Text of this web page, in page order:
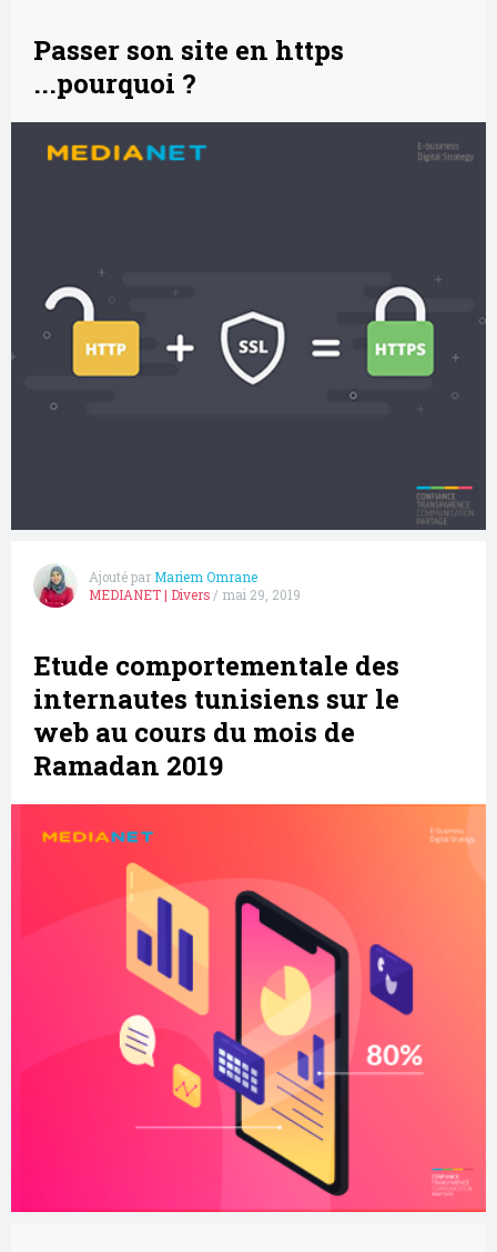
Passer son site en https
...pourquoi ?
Ajouté par Mariem Omrane
MEDIANET | Divers / mai 29, 2019
Etude comportementale des
internautes tunisiens sur le
web au cours du mois de
Ramadan 2019